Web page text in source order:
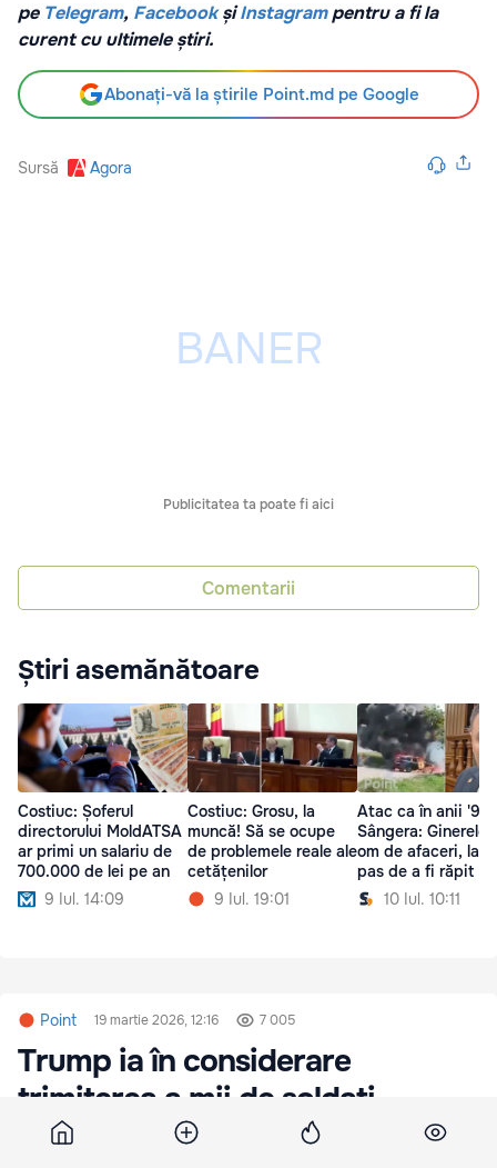
pe Telegram, Facebook șiInstagrampentru a fi la
curent cu ultimele știri.
Abonați-vă la știrile Point.md pe Google
Sursă Agora
Publicitatea ta poate fi aici
Comentarii
Știri asemănătoare
Costiuc: Șoferul
directorului MoldATSA
ar primi un salariu de
700.000 de lei pe an
9 Iul. 14:09
Costiuc: Grosu, la
muncă! Să se ocupe
de problemele reale ale
cetățenilor
9 Iul. 19:01
Atac ca în anii '90
Sângera: Ginerele
om de afaceri, la
pas de a fi răpit
10 Iul. 10:11
Point 19 martie 2026, 12:16 7 005
Trump ia în considerare
trimiterea a mii de soldați
americani în Orientul Mijlociu